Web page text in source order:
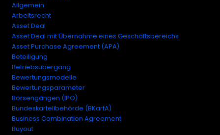
Allgemein
Arbeitsrecht
Asset Deal
Asset Deal mit Übernahme eines Geschäftsbereichs
Asset Purchase Agreement (APA)
Beteiligung
Betriebsübergang
Bewertungsmodelle
Bewertungsparameter
Börsengängen (IPO)
Bundeskartellbehörde (BKartA)
Business Combination Agreement
Buyout